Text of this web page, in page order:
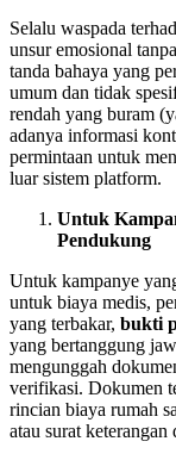
Selalu waspada
unsur emosional
tanda bahaya yang
umum dan tidak
rendah yang buram
adanya informasi
permintaan untuk
luar sistem platform.
Untuk
Pendukung
Untuk kampanye
untuk biaya medis,
yang terbakar, bukti
yang bertanggung
mengunggah
verifikasi. Dokumen
rincian biaya rumah
atau surat keterangan